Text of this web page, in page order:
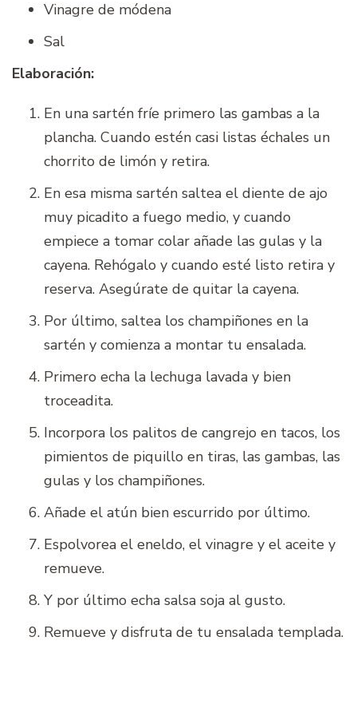
Vinagre de módena
Sal
Elaboración:
En una sartén fríe primero las gambas a la
plancha. Cuando estén casi listas échales un
chorrito de limón y retira.
En esa misma sartén saltea el diente de ajo
muy picadito a fuego medio, y cuando
empiece a tomar colar añade las gulas y la
cayena. Rehógalo y cuando esté listo retira y
reserva. Asegúrate de quitar la cayena.
Por último, saltea los champiñones en la
sartén y comienza a montar tu ensalada.
Primero echa la lechuga lavada y bien
troceadita.
Incorpora los palitos de cangrejo en tacos, los
pimientos de piquillo en tiras, las gambas, las
gulas y los champiñones.
Añade el atún bien escurrido por último.
Espolvorea el eneldo, el vinagre y el aceite y
remueve.
Y por último echa salsa soja al gusto.
Remueve y disfruta de tu ensalada templada.